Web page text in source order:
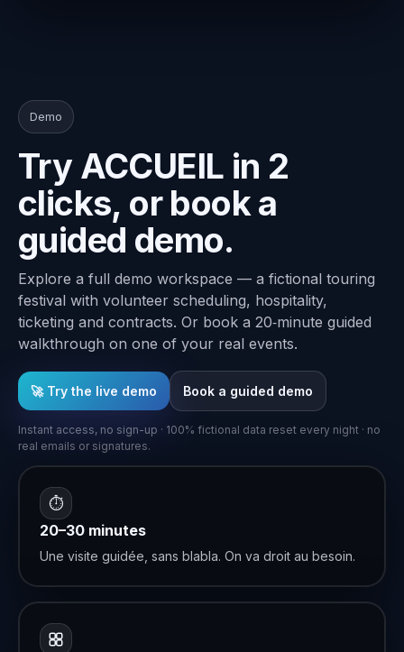
Demo
Try ACCUEIL in 2
clicks, or book a
guided demo.
Explore a full demo workspace — a fictional touring
festival with volunteer scheduling, hospitality,
ticketing and contracts. Or book a 20‑minute guided
walkthrough on one of your real events.
🚀 Try the live demo Book a guided demo
Instant access, no sign-up · 100% fictional data reset every night · no
real emails or signatures.
⏱
20–30 minutes
Une visite guidée, sans blabla. On va droit au besoin.